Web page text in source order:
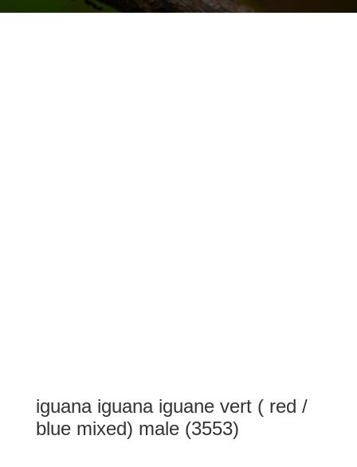
iguana iguana iguane vert ( red /
blue mixed) male (3553)